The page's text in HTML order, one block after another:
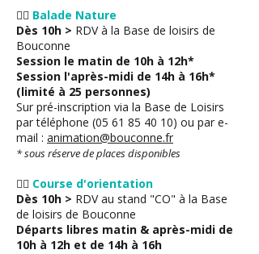
🏃‍♂ Balade Nature
Dès 10h > RDV à la Base de loisirs de
Bouconne
Session le matin de 10h à 12h*
Session l'après-midi de 14h à 16h*
(limité à 25 personnes)
Sur pré-inscription via la Base de Loisirs
par téléphone (05 61 85 40 10) ou par e-
mail : animation@bouconne.fr
* sous réserve de places disponibles
🏃‍♂ Course d'orientation
Dès 10h > RDV au stand "CO" à la Base
de loisirs de Bouconne
Départs libres matin & après-midi de
10h à 12h et de 14h à 16h